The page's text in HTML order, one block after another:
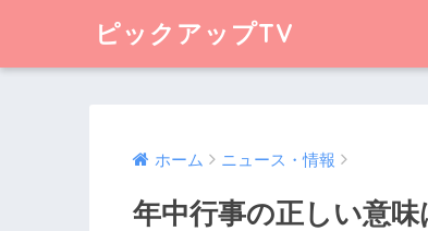
ピックアップTV
ホーム ニュース・情報
年中行事の正しい意味